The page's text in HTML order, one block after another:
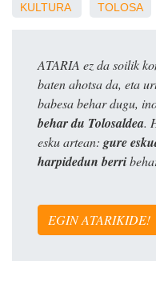
KULTURA TOLOSA
ATARIA ez da soilik
baten ahotsa da, eta
babesa behar dugu,
behar du Tolosaldea.
esku artean: gure
harpidedun berri
EGIN ATARIKIDE!